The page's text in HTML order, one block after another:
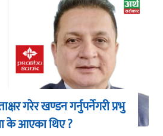
गरेर खण्डन गर्नुपर्नेगरी प्रभु
के आएका थिए ?